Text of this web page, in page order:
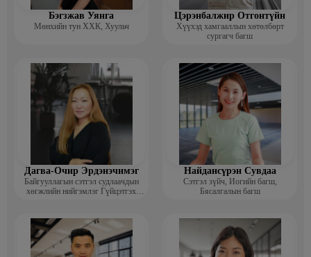
Бэгзжав Уянга
Мөнхийн тун ХХК, Хуульч
Цэрэнбалжир Отгонтүйн
Хүүхэд хамгааллын хөтөлбөрт
сургагч багш
Дагва-Очир Эрдэнэчимэг
Байгууллагын сэтгэл судлаачдын
хөгжлийн нийгэмлэг Гүйцэтгэх
Найдансүрэн Сувдаа
Сэтгэл зүйч, Иогийн багш,
Бясалгалын багш